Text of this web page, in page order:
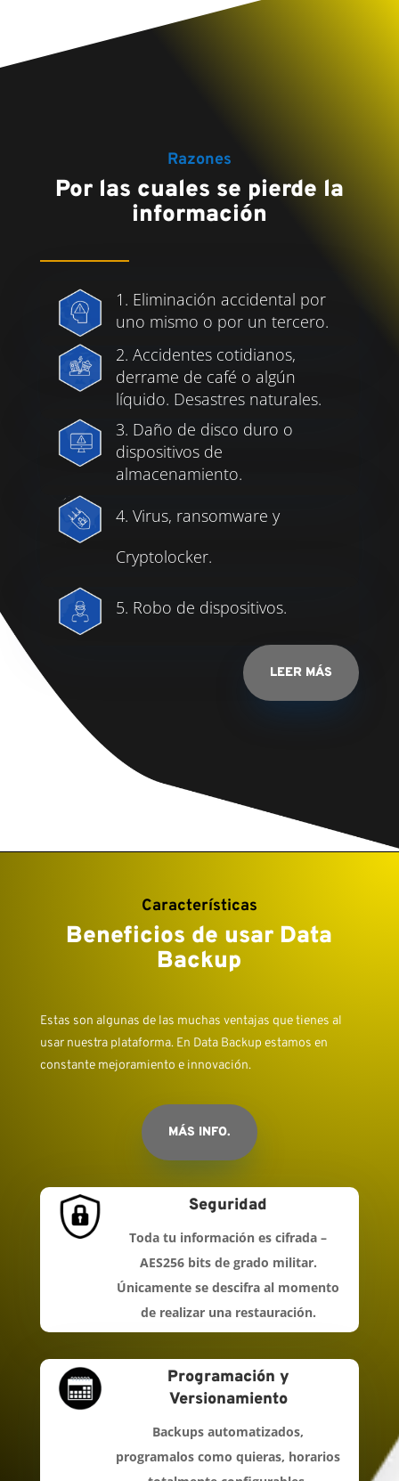
Razones
Por las cuales se pierde la
información
1. Eliminación accidental por
uno mismo o por un tercero.
2. Accidentes cotidianos,
derrame de café o algún
líquido. Desastres naturales.
3. Daño de disco duro o
dispositivos de
almacenamiento.
4. Virus, ransomware y
Cryptolocker.
5. Robo de dispositivos.
LEER MÁS
Características
Beneficios de usar Data
Backup
Estas son algunas de las muchas ventajas que tienes al
usar nuestra plataforma. En Data Backup estamos en
constante mejoramiento e innovación.
MÁS INFO.
Seguridad
Toda tu información es cifrada –
AES256 bits de grado militar.
Únicamente se descifra al momento
de realizar una restauración.
Programación y
Versionamiento
Backups automatizados,
programalos como quieras, horarios